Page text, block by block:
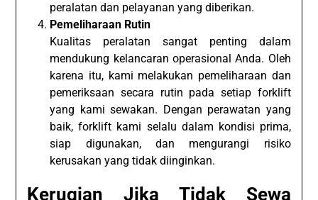
peralatan dan pelayanan yang diberikan.
Pemeliharaan Rutin
Kualitas peralatan sangat penting dalam
mendukung kelancaran operasional Anda. Oleh
karena itu, kami melakukan pemeliharaan dan
pemeriksaan secara rutin pada setiap forklift
yang kami sewakan. Dengan perawatan yang
baik, forklift kami selalu dalam kondisi prima,
siap digunakan, dan mengurangi risiko
kerusakan yang tidak diinginkan.
Kerugian Jika Tidak Sewa